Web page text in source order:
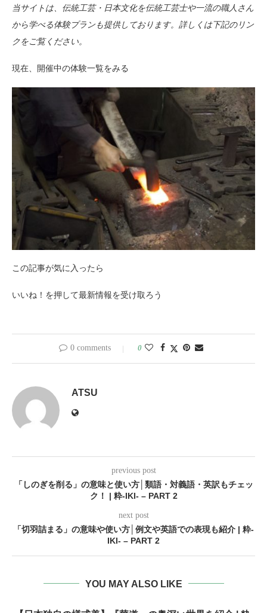
当サイトは、伝統工芸・日本文化を伝統工芸士や一流の職人さん
から学べる体験プランも提供しております。詳しくは下記のリン
クをご覧ください。
現在、開催中の体験一覧をみる
この記事が気に入ったら
いいね！を押して最新情報を受け取ろう
0 comments 0
ATSU
previous post
「しのぎを削る」の意味と使い方│類語・対義語・英訳もチェッ
ク！ | 粋-IKI- – PART 2
next post
「切羽詰まる」の意味や使い方│例文や英語での表現も紹介 | 粋-
IKI- – PART 2
YOU MAY ALSO LIKE